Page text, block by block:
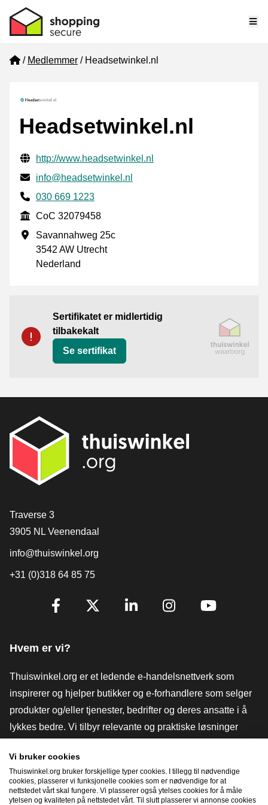
Home
Medlemmer Headsetwinkel.nl
Headsetwinkel.nl
Verifisert kontaktinformasjon
Website URL
http://www.headsetwinkel.nl
E-post
info@headsetwinkel.nl
Phone number
030 669 1223
CoC
CoC 32079458
Forretningsadresse
Savannahweg 25c
3542 AW Utrecht
Nederland
Sertifikatet er midlertidig
tilbakekalt
Se sertifikat
[_General:Contact]
Traverse 3
3905 NL Veenendaal
info@thuiswinkel.org
+31 (0)318 64 85 75
[_General:SocialMediaTitle]
Hvem er vi?
Thuiswinkel.org er et ledende e-handelsnettverk som
inspirerer og hjelper butikker og e-forhandlere som selger
produkter og/eller tjenester, bedrifter og deres ansatte i å
lykkes bedre. Vi tilbyr relevante og praktiske løsninger
verktøy og råd, advokatvirksomhet, markedsundersøkelser,
og har vår egen utdanningsplattform, Thuiswinkel e-
Academy.
Vi bruker cookies
Thuiswinkel.org bruker forskjellige typer cookies. I tillegg til nødvendige
cookies, plasserer vi funksjonelle cookies som er nødvendige for at
nettstedet vårt skal fungere. Vi plasserer også ytelses cookies for å måle
ytelsen og kvaliteten på nettstedet vårt. Til slutt plasserer vi annonse cookies